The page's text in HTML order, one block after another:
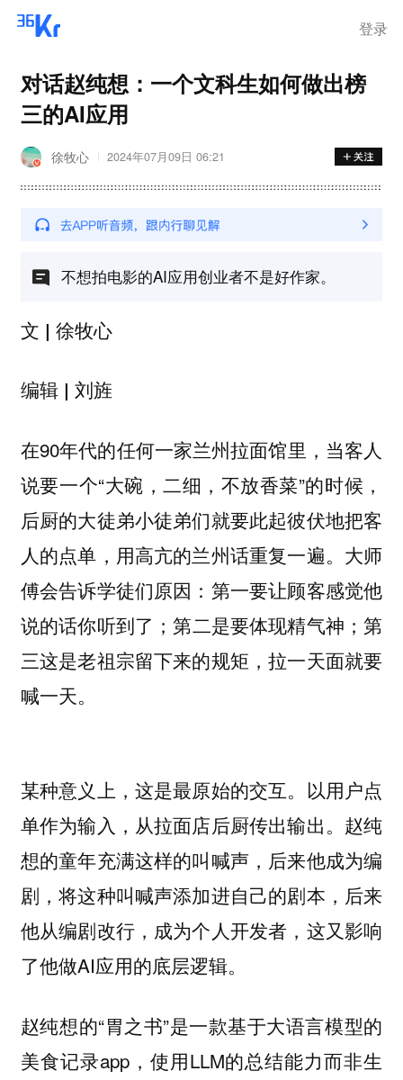
登录
对话赵纯想：一个文科生如何做出榜
三的AI应用
徐牧心 2024年07月09日 06:21
不想拍电影的AI应用创业者不是好作家。
文 | 徐牧心
编辑 | 刘旌
在90年代的任何一家兰州拉面馆里，当客人
说要一个“大碗，二细，不放香菜”的时候，
后厨的大徒弟小徒弟们就要此起彼伏地把客
人的点单，用高亢的兰州话重复一遍。大师
傅会告诉学徒们原因：第一要让顾客感觉他
说的话你听到了；第二是要体现精气神；第
三这是老祖宗留下来的规矩，拉一天面就要
喊一天。
某种意义上，这是最原始的交互。以用户点
单作为输入，从拉面店后厨传出输出。赵纯
想的童年充满这样的叫喊声，后来他成为编
剧，将这种叫喊声添加进自己的剧本，后来
他从编剧改行，成为个人开发者，这又影响
了他做AI应用的底层逻辑。
赵纯想的“胃之书”是一款基于大语言模型的
美食记录app，使用LLM的总结能力而非生